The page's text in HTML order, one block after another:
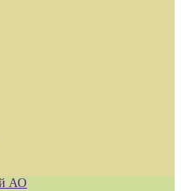
АО